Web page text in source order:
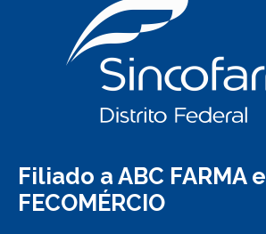
Filiado a ABC FARMA e
FECOMÉRCIO